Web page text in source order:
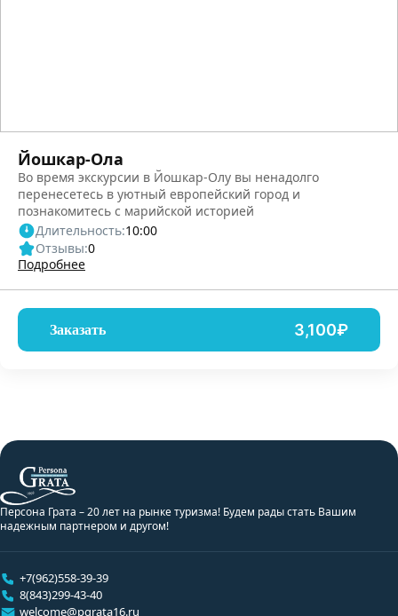
Йошкар-Ола
Во время экскурсии в Йошкар-Олу вы ненадолго
перенесетесь в уютный европейский город и
познакомитесь с марийской историей
Длительность:10:00
Отзывы:0
Подробнее
Заказать 3,100₽
Персона Грата – 20 лет на рынке туризма! Будем рады стать Вашим
надежным партнером и другом!
+7(962)558-39-39
8(843)299-43-40
welcome@pgrata16.ru